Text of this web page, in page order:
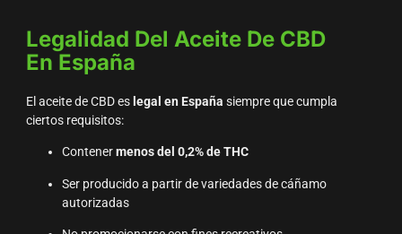
Legalidad Del Aceite De CBD
En España
El aceite de CBD es legal en España siempre que cumpla
ciertos requisitos:
Contenermenos del 0,2% de THC
Ser producido a partir de variedades de cáñamo
autorizadas